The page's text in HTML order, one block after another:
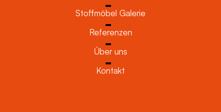
Stoffmöbel Galerie
Referenzen
Über uns
Kontakt